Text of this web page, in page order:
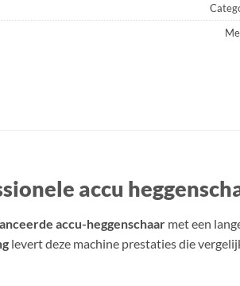
accu
accu-heggenschaar met een
levert deze machine prestaties die